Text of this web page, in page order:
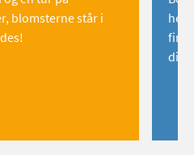
blomsterne står i
find
dig!